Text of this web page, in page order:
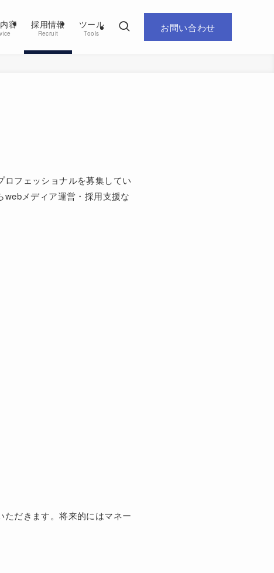
容 採用情報
Recruit
ツール
Tools
お問い合わせ
フェッショナルを募集してい
メディア運営・採用支援な
だきます。将来的にはマネー